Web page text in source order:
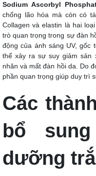
Sodium Ascorbyl
chống lão hóa mà còn có
Collagen và elastin là hai
trò quan trọng trong sự đàn
động của ánh sáng UV, gốc
thể xảy ra sự suy giảm sản
nhăn và mất đàn hồi da. Do
phần quan trọng giúp duy trì
Các
bổ
dưỡng